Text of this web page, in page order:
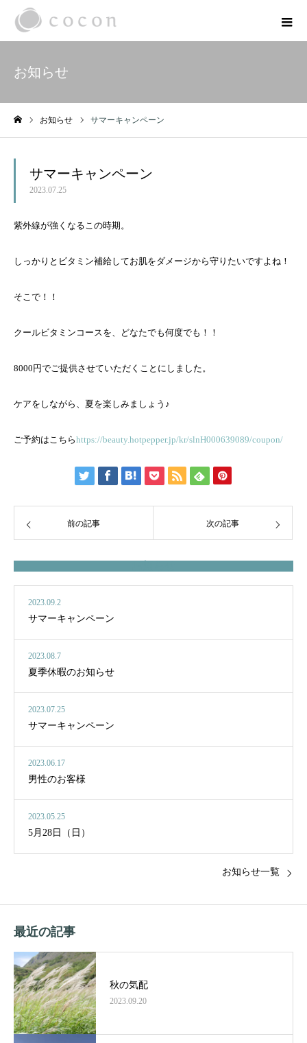
お知らせ
お知らせ サマーキャンペーン
サマーキャンペーン
2023.07.25
紫外線が強くなるこの時期。
しっかりとビタミン補給してお肌をダメージから守りたいですよね！
そこで！！
クールビタミンコースを、どなたでも何度でも！！
8000円でご提供させていただくことにしました。
ケアをしながら、夏を楽しみましょう♪
ご予約はこちらhttps://beauty.hotpepper.jp/kr/slnH000639089/coupon/
前の記事 次の記事
2023.09.2
サマーキャンペーン
2023.08.7
夏季休暇のお知らせ
2023.07.25
サマーキャンペーン
2023.06.17
男性のお客様
2023.05.25
5月28日（日）
お知らせ一覧
最近の記事
秋の気配
2023.09.20